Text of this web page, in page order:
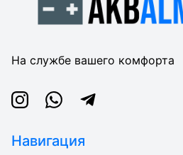
На службе вашего комфорта
InstagramWhatsappTelegram
Навигация